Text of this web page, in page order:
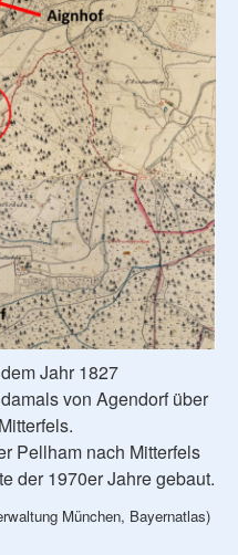
Jahr 1827
von Agendorf über
Pellham nach Mitterfels
der 1970er Jahre gebaut.
München, Bayernatlas)